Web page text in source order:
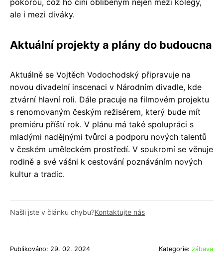
ale i mezi diváky.
Aktuální projekty a plány do budoucna
Aktuálně se Vojtěch Vodochodský připravuje na
novou divadelní inscenaci v Národním divadle, kde
ztvární hlavní roli. Dále pracuje na filmovém projektu
s renomovaným českým režisérem, který bude mít
premiéru příští rok. V plánu má také spolupráci s
mladými nadějnými tvůrci a podporu nových talentů
v českém uměleckém prostředí. V soukromí se věnuje
rodině a své vášni k cestování poznáváním nových
kultur a tradic.
Našli jste v článku chybu?Kontaktujte nás
Publikováno: 29. 02. 2024 Kategorie: zábava